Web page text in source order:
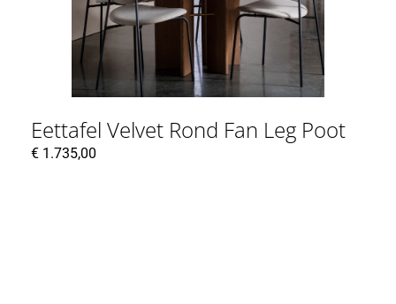
Eettafel Velvet Rond Fan Leg Poot
€ 1.735,00